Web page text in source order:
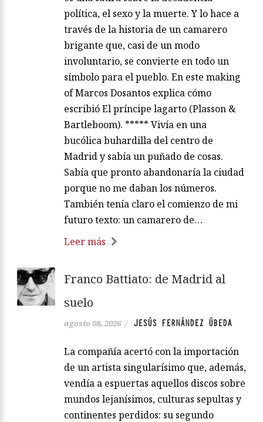
política, el sexo y la muerte. Y lo hace a
través de la historia de un camarero
brigante que, casi de un modo
involuntario, se convierte en todo un
símbolo para el pueblo. En este making
of Marcos Dosantos explica cómo
escribió El príncipe lagarto (Plasson &
Bartleboom). ***** Vivía en una
bucólica buhardilla del centro de
Madrid y sabía un puñado de cosas.
Sabía que pronto abandonaría la ciudad
porque no me daban los números.
También tenía claro el comienzo de mi
futuro texto: un camarero de…
Leer más
Franco Battiato: de Madrid al
suelo
agosto 08, 2026 / JESÚS FERNÁNDEZ ÚBEDA
La compañía acertó con la importación
de un artista singularísimo que, además,
vendía a espuertas aquellos discos sobre
mundos lejanísimos, culturas sepultas y
continentes perdidos: su segundo